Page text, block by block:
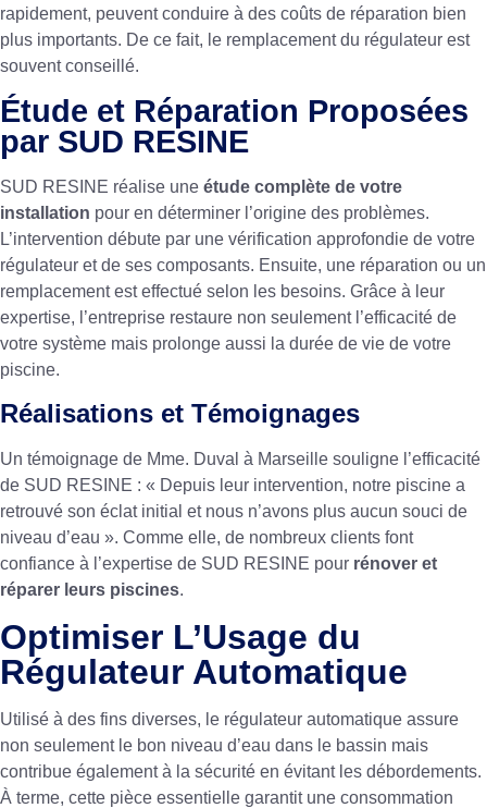
rapidement, peuvent conduire à des coûts de réparation bien
plus importants. De ce fait, le remplacement du régulateur est
souvent conseillé.
Étude et Réparation Proposées
par SUD RESINE
SUD RESINE réalise une étude complète de votre
installation pour en déterminer l’origine des problèmes.
L’intervention débute par une vérification approfondie de votre
régulateur et de ses composants. Ensuite, une réparation ou un
remplacement est effectué selon les besoins. Grâce à leur
expertise, l’entreprise restaure non seulement l’efficacité de
votre système mais prolonge aussi la durée de vie de votre
piscine.
Réalisations et Témoignages
Un témoignage de Mme. Duval à Marseille souligne l’efficacité
de SUD RESINE : « Depuis leur intervention, notre piscine a
retrouvé son éclat initial et nous n’avons plus aucun souci de
niveau d’eau ». Comme elle, de nombreux clients font
confiance à l’expertise de SUD RESINE pour rénover et
réparer leurs piscines.
Optimiser L’Usage du
Régulateur Automatique
Utilisé à des fins diverses, le régulateur automatique assure
non seulement le bon niveau d’eau dans le bassin mais
contribue également à la sécurité en évitant les débordements.
À terme, cette pièce essentielle garantit une consommation